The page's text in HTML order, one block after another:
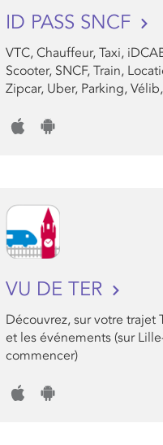
ID PASS SNCF
VTC, Chauffeur, Taxi,
Scooter, SNCF, Train,
Zipcar, Uber, Parking,
VU DE TER
Découvrez, sur votre trajet
et les événements (sur
commencer)